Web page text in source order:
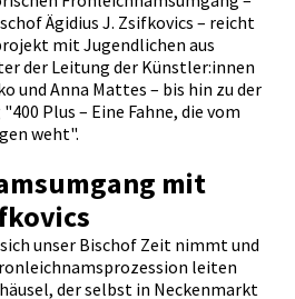
Ägidius J. Zsifkovics – reicht
mit Jugendlichen aus
der Leitung der Künstler:innen
und Anna Mattes – bis hin zu der
Plus – Eine Fahne, die vom
weht".
mit
unser Bischof Zeit nimmt und
leiten
der selbst in Neckenmarkt